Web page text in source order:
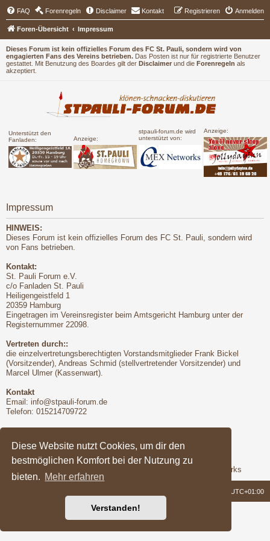
Diese Website nutzt Cookies, um dir den
bestmöglichen Komfort bei der Nutzung zu
bieten. Mehr erfahren
Verstanden!
Dieses Forum ist kein offizielles Forum des FC St. Pauli, sondern wird von
engagierten Fans des Vereins betrieben. Das Posten ist nur für registrierte Benutzer
gestattet. Mit Benutzung des Boardes gilt der Disclaimer und die Forenregeln als
akzeptiert.
Unterstützt den
Fanladen:
Anzeige:
stpauli-forum.de wird
unterstützt von:
Anzeige:
FAQ Forenregeln Disclaimer Kontakt Anmelden
Registrieren
Foren-Übersicht Impressum
Impressum
HINWEIS:
Dieses Forum ist kein offizielles Forum des FC St. Pauli, sondern wird
von Fans betrieben.
Kontakt:
St. Pauli Forum e.V.
c/o Fanladen St. Pauli
Heiligengeistfeld 1
20359 Hamburg
Eingetragen im Vereinsregister beim Amtsgericht Hamburg unter der
Registernummer 22098.
Vertreten durch::
die einzelvertretungsberechtigten Vorstandsmitglieder Frank Bickel
(Vorsitzender), Andreas Schmid (stellvertretender Vorsitzender) und
Marcel Ulmer (Kassenwart).
Kontakt
Email: info@stpauli-forum.de
Telefon: 015214709722
Hinsichtlich der Nutzungsbedingungen gilt unser Disclaimer
Support
Das Forum wird freundlicherweise unterstützt von Q-MEX Networks
UTC+01:00
Powered byphpBB® Forum Software © phpBB Limited